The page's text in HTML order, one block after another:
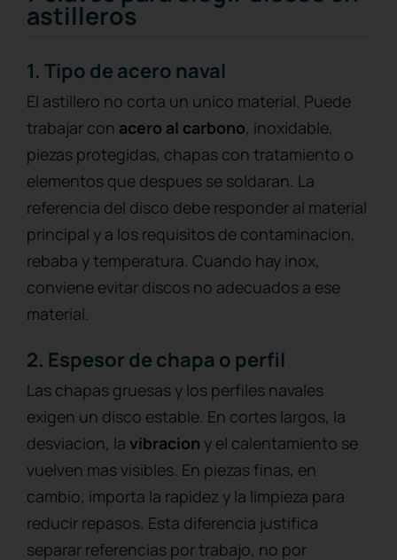
astilleros
1. Tipo de acero naval
El astillero no corta un unico material. Puede
trabajar con acero al carbono, inoxidable,
piezas protegidas, chapas con tratamiento o
elementos que despues se soldaran. La
referencia del disco debe responder al material
principal y a los requisitos de contaminacion,
rebaba y temperatura. Cuando hay inox,
conviene evitar discos no adecuados a ese
material.
2. Espesor de chapa o perfil
Las chapas gruesas y los perfiles navales
exigen un disco estable. En cortes largos, la
desviacion, la vibracion y el calentamiento se
vuelven mas visibles. En piezas finas, en
cambio, importa la rapidez y la limpieza para
reducir repasos. Esta diferencia justifica
separar referencias por trabajo, no por